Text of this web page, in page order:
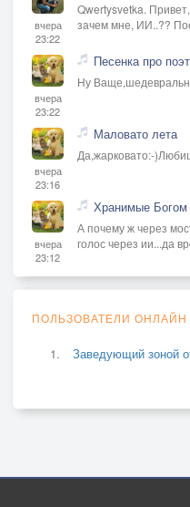
вчера
23:22
Qwertysvetka.
зачем мне, ИИ..??
вчера
23:22
Песенка про
Ну
вчера
23:16
Маловато лета
Да,жарковато:-
вчера
23:12
Хранимые Богом
А почему ж через
голос через ии...да
ПОЛЬЗОВАТЕЛИ ОНЛАЙН
Заведующий зоной